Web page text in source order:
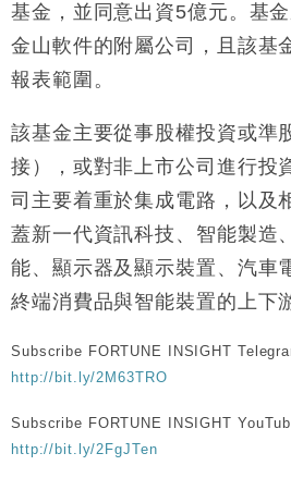
11:40
Google晶片
10:57
財經｜美商務部擬擴大金屬
18:15
本地｜新世界K11 9月升級
定高消費客群
17:40
財經｜本港6月零售額連升
最強
財經｜滙控重啟最多10億
50%
基金，並同意出資5億元。基
金山軟件的附屬公司，且該基
報表範圍。
該基金主要從事股權投資或準
接），或對非上市公司進行投
司主要着重於集成電路，以及
蓋新一代資訊科技、智能製造
能、顯示器及顯示裝置、汽車
終端消費品與智能裝置的上下
Subscribe FORTUNE INSIGHT
http://bit.ly/2M63TRO
Subscribe FORTUNE INSIGHT
http://bit.ly/2FgJTen